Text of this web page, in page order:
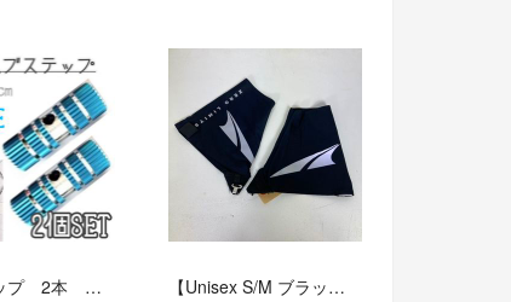
ハブステップ 2本 ブルー 自転車 BMX サイクルパーツ 青 軽量 ギアガード 【Unisex S/M ブラック系】 Altra ( アルトラ ) トレイル ゲイター Trail Gaiter ウェア ウェア小物 ゲイター スパッツ z00060290 ゲイター スパッツ ウェア小物 ウェア